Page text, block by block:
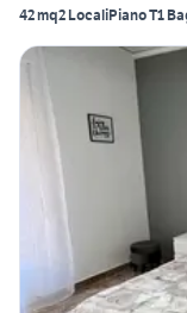
42 mq2 LocaliPiano T1